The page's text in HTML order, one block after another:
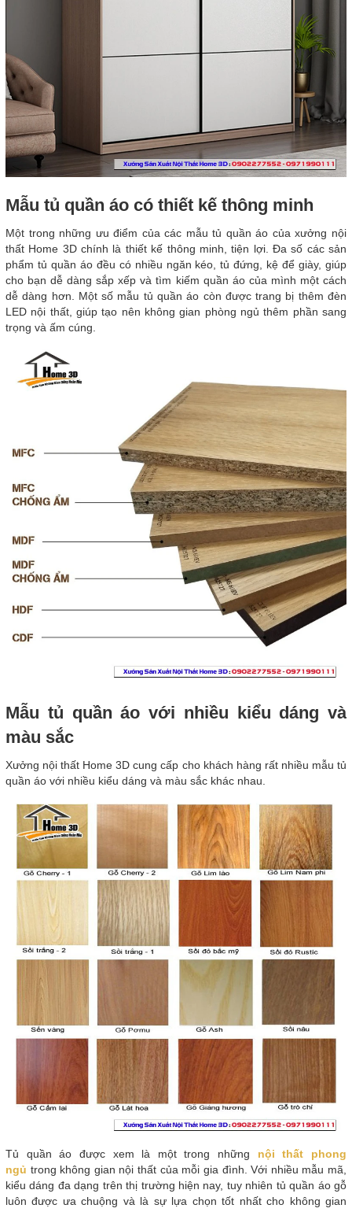
Mẫu tủ quần áo có thiết kế thông minh
Một trong những ưu điểm của các mẫu tủ quần áo của xưởng nội
thất Home 3D chính là thiết kế thông minh, tiện lợi. Đa số các sản
phẩm tủ quần áo đều có nhiều ngăn kéo, tủ đứng, kệ để giày, giúp
cho bạn dễ dàng sắp xếp và tìm kiếm quần áo của mình một cách
dễ dàng hơn. Một số mẫu tủ quần áo còn được trang bị thêm đèn
LED nội thất, giúp tạo nên không gian phòng ngủ thêm phần sang
trọng và ấm cúng.
Mẫu tủ quần áo với nhiều kiểu dáng và
màu sắc
Xưởng nội thất Home 3D cung cấp cho khách hàng rất nhiều mẫu tủ
quần áo với nhiều kiểu dáng và màu sắc khác nhau.
Tủ quần áo được xem là một trong những nội thất phong
ngủ trong không gian nội thất của mỗi gia đình. Với nhiều mẫu mã,
kiểu dáng đa dạng trên thị trường hiện nay, tuy nhiên tủ quần áo gỗ
luôn được ưa chuộng và là sự lựa chọn tốt nhất cho không gian